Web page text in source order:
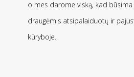
o mes darome viską, kad
draugėmis atsipalaiduotų ir
kūryboje.